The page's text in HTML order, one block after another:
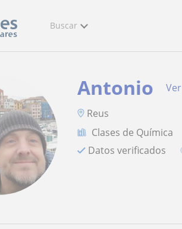
Buscar
Antonio
Reus
Clases de Química
Datos verificados